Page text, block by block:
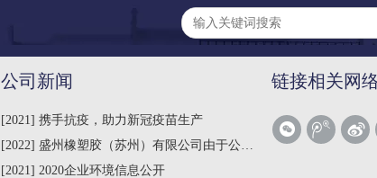
公司新闻
[2021] 携手抗疫，助力新冠疫苗生产
[2022] 盛州橡塑胶（苏州）有限公司由于公司业务转型，公司有大批量的设备和原料物资，经公司决定低价出售，如有意向的前来我司商讨议价。
[2021] 2020企业环境信息公开
链接相关网